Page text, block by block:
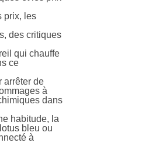
prix, les
des critiques
qui chauffe
ce
arrêter de
à
dans
habitude, la
bleu ou
à